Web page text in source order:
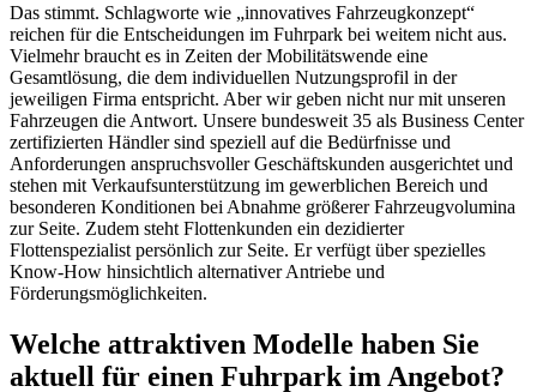
Das stimmt. Schlagworte wie „innovatives Fahrzeugkonzept“
reichen für die Entscheidungen im Fuhrpark bei weitem nicht aus.
Vielmehr braucht es in Zeiten der Mobilitätswende eine
Gesamtlösung, die dem individuellen Nutzungsprofil in der
jeweiligen Firma entspricht. Aber wir geben nicht nur mit unseren
Fahrzeugen die Antwort. Unsere bundesweit 35 als Business Center
zertifizierten Händler sind speziell auf die Bedürfnisse und
Anforderungen anspruchsvoller Geschäftskunden ausgerichtet und
stehen mit Verkaufsunterstützung im gewerblichen Bereich und
besonderen Konditionen bei Abnahme größerer Fahrzeugvolumina
zur Seite. Zudem steht Flottenkunden ein dezidierter
Flottenspezialist persönlich zur Seite. Er verfügt über spezielles
Know-How hinsichtlich alternativer Antriebe und
Förderungsmöglichkeiten.
Welche attraktiven Modelle haben Sie
aktuell für einen Fuhrpark im Angebot?